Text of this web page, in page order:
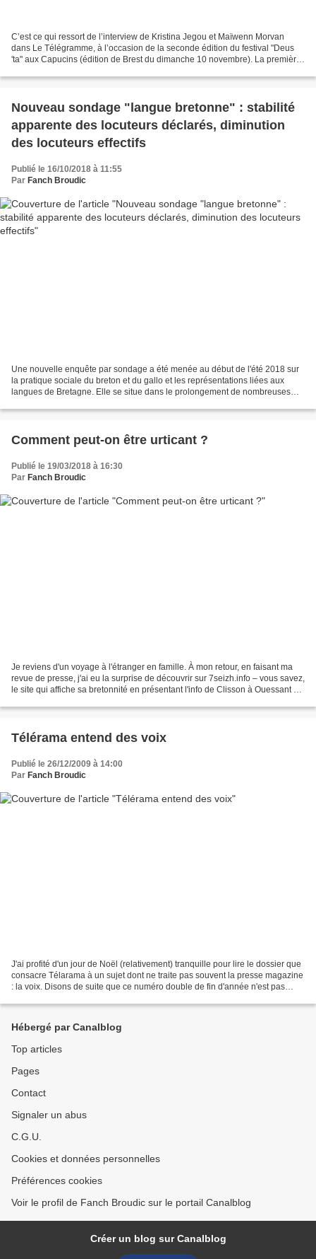
C’est ce qui ressort de l’interview de Kristina Jegou et Maïwenn Morvan
dans Le Télégramme, à l’occasion de la seconde édition du festival "Deus
'ta" aux Capucins (édition de Brest du dimanche 10 novembre). La première
Nouveau sondage "langue bretonne" : stabilité
apparente des locuteurs déclarés, diminution
des locuteurs effectifs
Publié le 16/10/2018 à 11:55
Par Fanch Broudic
Une nouvelle enquête par sondage a été menée au début de l'été 2018 sur
la pratique sociale du breton et du gallo et les représentations liées aux
langues de Bretagne. Elle se situe dans le prolongement de nombreuses
Comment peut-on être urticant ?
Publié le 19/03/2018 à 16:30
Par Fanch Broudic
Je reviens d'un voyage à l'étranger en famille. À mon retour, en faisant ma
revue de presse, j'ai eu la surprise de découvrir sur 7seizh.info – vous savez,
le site qui affiche sa bretonnité en présentant l'info de Clisson à Ouessant –
Télérama entend des voix
Publié le 26/12/2009 à 14:00
Par Fanch Broudic
J'ai profité d'un jour de Noël (relativement) tranquille pour lire le dossier que
consacre Télarama à un sujet dont ne traite pas souvent la presse magazine
: la voix. Disons de suite que ce numéro double de fin d'année n'est pas
Hébergé par Canalblog
Top articles
Pages
Contact
Signaler un abus
C.G.U.
Cookies et données personnelles
Préférences cookies
Voir le profil de Fanch Broudic sur le portail Canalblog
Créer un blog sur Canalblog